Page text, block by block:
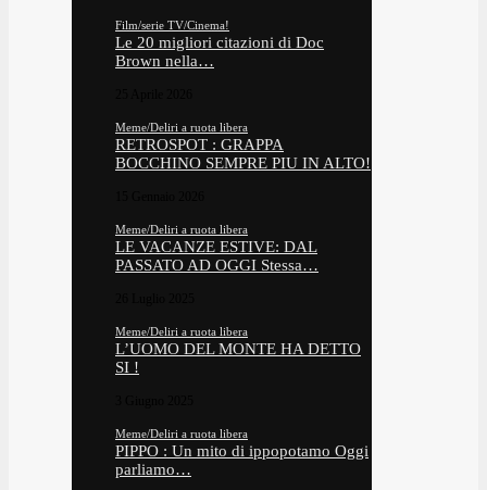
Film/serie TV/Cinema!
Le 20 migliori citazioni di Doc
Brown nella…
Meme/Deliri a ruota libera
RETROSPOT : GRAPPA
BOCCHINO SEMPRE PIU IN ALTO!
Meme/Deliri a ruota libera
LE VACANZE ESTIVE: DAL
PASSATO AD OGGI Stessa…
Meme/Deliri a ruota libera
L’UOMO DEL MONTE HA DETTO
SI !
Meme/Deliri a ruota libera
PIPPO : Un mito di ippopotamo Oggi
parliamo…